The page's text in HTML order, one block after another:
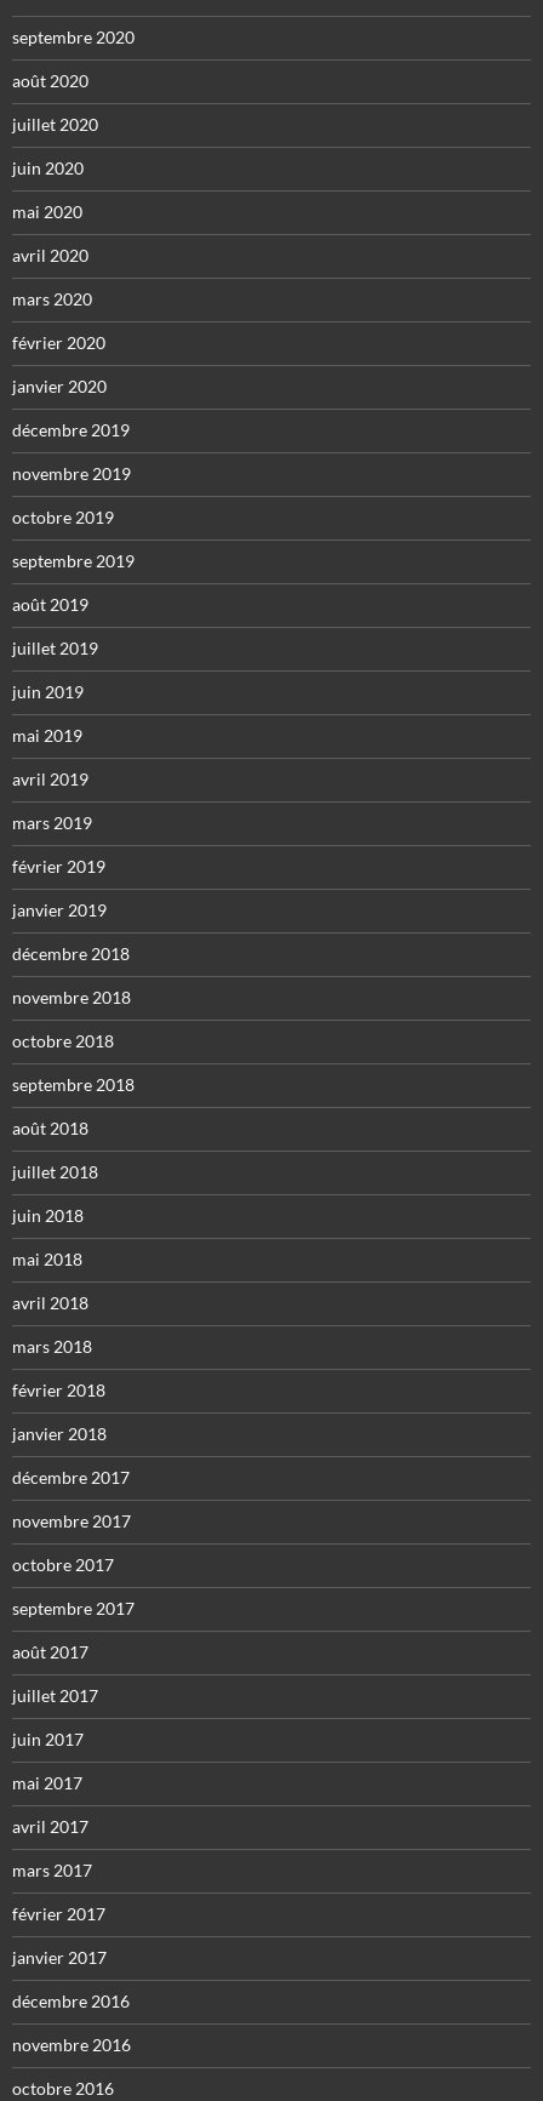
septembre 2020
août 2020
juillet 2020
juin 2020
mai 2020
avril 2020
mars 2020
février 2020
janvier 2020
décembre 2019
novembre 2019
octobre 2019
septembre 2019
août 2019
juillet 2019
juin 2019
mai 2019
avril 2019
mars 2019
février 2019
janvier 2019
décembre 2018
novembre 2018
octobre 2018
septembre 2018
août 2018
juillet 2018
juin 2018
mai 2018
avril 2018
mars 2018
février 2018
janvier 2018
décembre 2017
novembre 2017
octobre 2017
septembre 2017
août 2017
juillet 2017
juin 2017
mai 2017
avril 2017
mars 2017
février 2017
janvier 2017
décembre 2016
novembre 2016
octobre 2016